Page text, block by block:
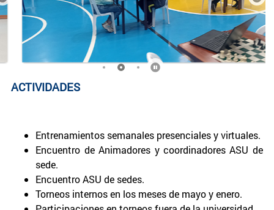
ACTIVIDADES
Entrenamientos semanales presenciales y virtuales.
Encuentro de Animadores y coordinadores ASU de
sede.
Encuentro ASU de sedes.
Torneos internos en los meses de mayo y enero.